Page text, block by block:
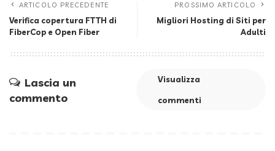
ARTICOLO PRECEDENTE
Verifica copertura FTTH di
FiberCop e Open Fiber
PROSSIMO ARTICOLO
Migliori Hosting di Siti per
Adulti
Lascia un
commento
Visualizza
commenti